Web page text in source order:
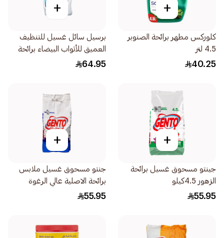
+
كلوركس مطهر برائحة الصنوبر
4.5 لتر
40.25
+
برسيل سائل غسيل للتنظيف
العميق للأثواب البيضاء برائحة
العود 3لتر
64.95
+
جينتو مسحوق غسيل برائحة
الزهور 4.5كيلو
55.95
+
جنتو مسحوق غسيل ملابس
برائحة الاصلية عالي الرغوة
4.5كيلو
55.95